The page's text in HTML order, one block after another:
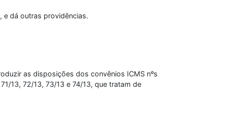
e dá outras providências.
as disposições dos convênios ICMS nºs
13, 72/13, 73/13 e 74/13, que tratam de